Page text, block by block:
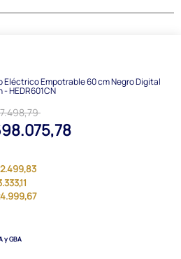
Eléctrico Empotrable 60 cm Negro Digital
- HEDR601CN
y GBA